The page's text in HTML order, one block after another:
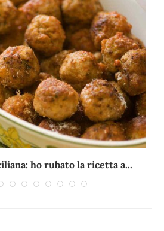
ho rubato la ricetta a...